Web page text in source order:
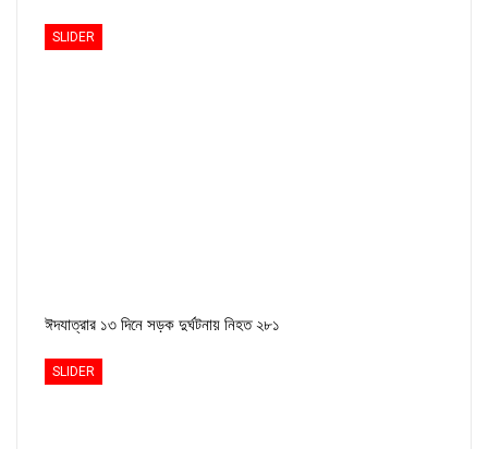
SLIDER
ঈদযাত্রার ১৩ দিনে সড়ক দুর্ঘটনায় নিহত ২৮১
SLIDER